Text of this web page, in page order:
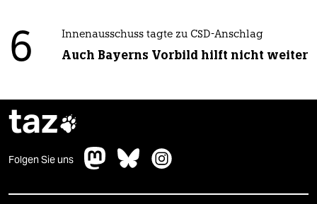
6 Innenausschuss tagte zu CSD-Anschlag
Auch Bayerns Vorbild hilft nicht weiter
taz
Folgen Sie uns